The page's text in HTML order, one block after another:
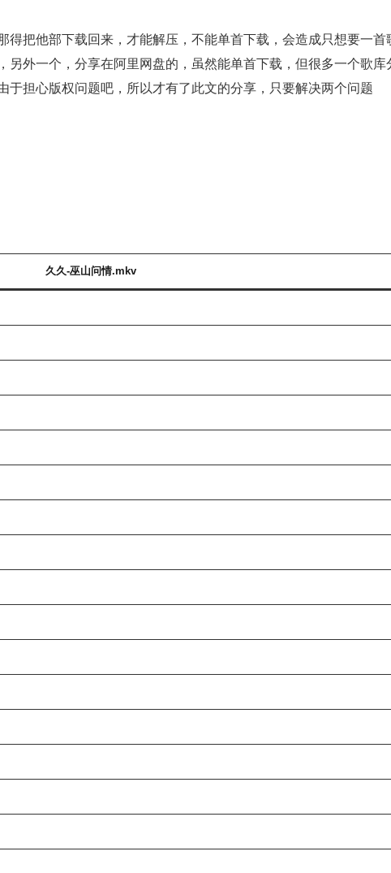
得把他部下载回来，才能解压，不能单首下载，会造成只想要一首
另外一个，分享在阿里网盘的，虽然能单首下载，但很多一个歌库
于担心版权问题吧，所以才有了此文的分享，只要解决两个问题
久久-巫山问情.mkv